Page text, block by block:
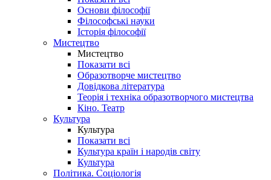
Основи філософії
Філософські науки
Історія філософії
Мистецтво
Мистецтво
Показати всі
Образотворче мистецтво
Довідкова література
Теорія і техніка образотворчого мистецтва
Кіно. Театр
Культура
Культура
Показати всі
Культура країн і народів світу
Культура
Політика. Соціологія